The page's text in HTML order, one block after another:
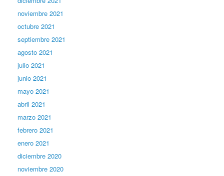
noviembre 2021
octubre 2021
septiembre 2021
agosto 2021
julio 2021
junio 2021
mayo 2021
abril 2021
marzo 2021
febrero 2021
enero 2021
diciembre 2020
noviembre 2020